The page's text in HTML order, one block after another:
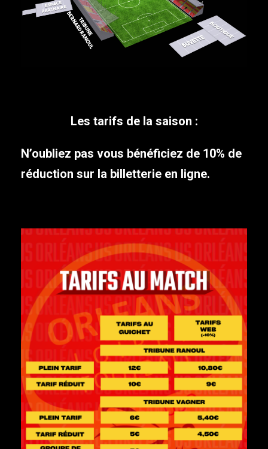
Les tarifs de la saison :
N’oubliez pas vous bénéficiez de 10% de
réduction sur la billetterie en ligne.